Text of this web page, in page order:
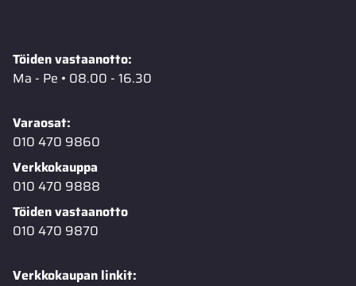
Töiden vastaanotto:
Ma - Pe • 08.00 - 16.30
Varaosat:
010 470 9860
Verkkokauppa
010 470 9888
Töiden vastaanotto
010 470 9870
Verkkokaupan linkit: